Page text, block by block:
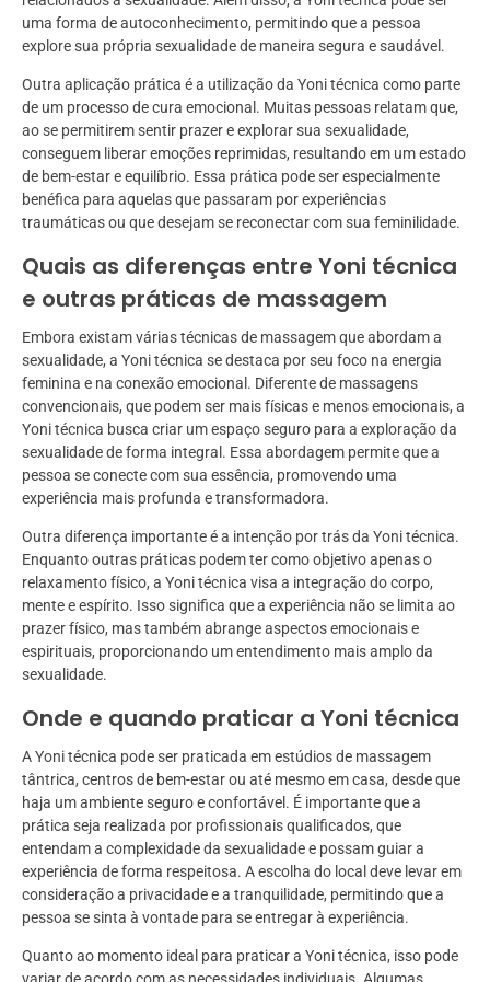
uma forma de autoconhecimento, permitindo que a pessoa
explore sua própria sexualidade de maneira segura e saudável.
Outra aplicação prática é a utilização da Yoni técnica como parte
de um processo de cura emocional. Muitas pessoas relatam que,
ao se permitirem sentir prazer e explorar sua sexualidade,
conseguem liberar emoções reprimidas, resultando em um estado
de bem-estar e equilíbrio. Essa prática pode ser especialmente
benéfica para aquelas que passaram por experiências
traumáticas ou que desejam se reconectar com sua feminilidade.
Quais as diferenças entre Yoni técnica
e outras práticas de massagem
Embora existam várias técnicas de massagem que abordam a
sexualidade, a Yoni técnica se destaca por seu foco na energia
feminina e na conexão emocional. Diferente de massagens
convencionais, que podem ser mais físicas e menos emocionais, a
Yoni técnica busca criar um espaço seguro para a exploração da
sexualidade de forma integral. Essa abordagem permite que a
pessoa se conecte com sua essência, promovendo uma
experiência mais profunda e transformadora.
Outra diferença importante é a intenção por trás da Yoni técnica.
Enquanto outras práticas podem ter como objetivo apenas o
relaxamento físico, a Yoni técnica visa a integração do corpo,
mente e espírito. Isso significa que a experiência não se limita ao
prazer físico, mas também abrange aspectos emocionais e
espirituais, proporcionando um entendimento mais amplo da
sexualidade.
Onde e quando praticar a Yoni técnica
A Yoni técnica pode ser praticada em estúdios de massagem
tântrica, centros de bem-estar ou até mesmo em casa, desde que
haja um ambiente seguro e confortável. É importante que a
prática seja realizada por profissionais qualificados, que
entendam a complexidade da sexualidade e possam guiar a
experiência de forma respeitosa. A escolha do local deve levar em
consideração a privacidade e a tranquilidade, permitindo que a
pessoa se sinta à vontade para se entregar à experiência.
Quanto ao momento ideal para praticar a Yoni técnica, isso pode